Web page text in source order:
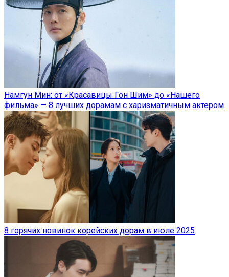
Намгун Мин: от «Красавицы Гон Шим» до «Нашего
фильма» — 8 лучших дорамам с харизматичным актером
8 горячих новинок корейских дорам в июле 2025